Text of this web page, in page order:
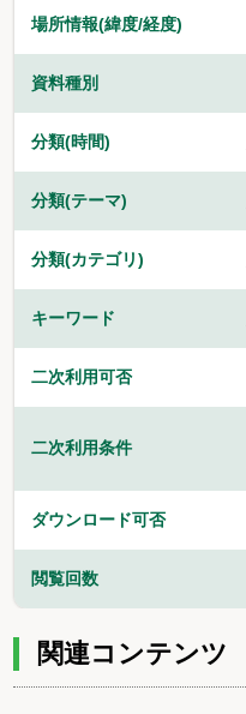
場所情報(緯度/経度)
資料種別
分類(時間)
分類(テーマ)
分類(カテゴリ)
キーワード
二次利用可否
二次利用条件
ダウンロード可否
閲覧回数
関連コンテンツ